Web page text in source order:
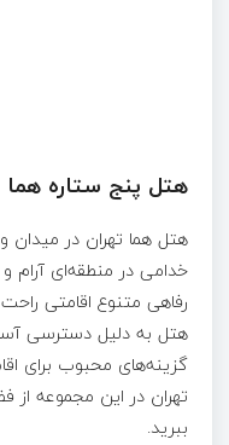
هتل پنج‌ ستاره هما
هتل هما تهران در میدان
خدامی در منطقه‌ای آرام
رفاهی متنوع اقامتی
هتل به دلیل دسترسی
گزینه‌های محبوب برای
تهران در این مجموعه
ببرید.